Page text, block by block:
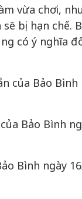
vừa chơi,
bị hạn chế.
có ý nghĩa
của Bảo Bình
Bảo Bình
Bình ngày